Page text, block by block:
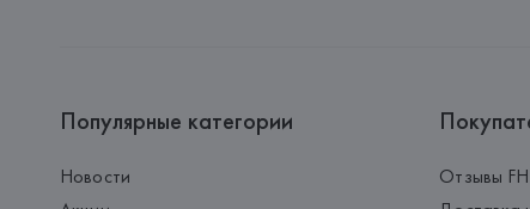
Популярные категории
Новости
Отзывы FH